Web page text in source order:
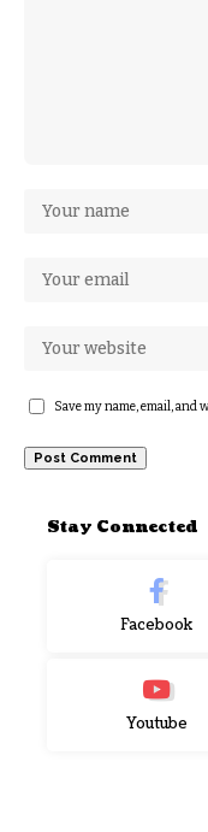
Save my name, email,
Stay Connected
Facebook
Youtube